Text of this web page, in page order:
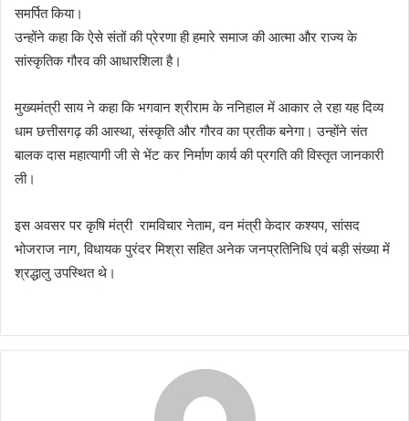
समर्पित किया।
उन्होंने कहा कि ऐसे संतों की प्रेरणा ही हमारे समाज की आत्मा और राज्य के
सांस्कृतिक गौरव की आधारशिला है।
मुख्यमंत्री साय ने कहा कि भगवान श्रीराम के ननिहाल में आकार ले रहा यह दिव्य
धाम छत्तीसगढ़ की आस्था, संस्कृति और गौरव का प्रतीक बनेगा। उन्होंने संत
बालक दास महात्यागी जी से भेंट कर निर्माण कार्य की प्रगति की विस्तृत जानकारी
ली।
इस अवसर पर कृषि मंत्री रामविचार नेताम, वन मंत्री केदार कश्यप, सांसद
भोजराज नाग, विधायक पुरंदर मिश्रा सहित अनेक जनप्रतिनिधि एवं बड़ी संख्या में
श्रद्धालु उपस्थित थे।